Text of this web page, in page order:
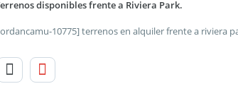
disponibles frente a Riviera Park.